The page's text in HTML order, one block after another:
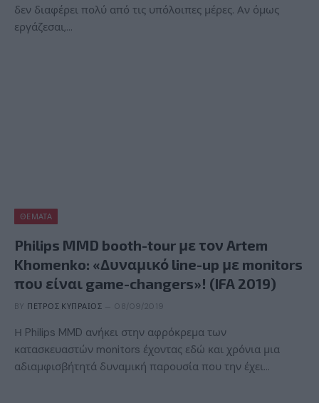
δεν διαφέρει πολύ από τις υπόλοιπες μέρες. Αν όμως
εργάζεσαι,…
ΘΈΜΑΤΑ
Philips MMD booth-tour με τον Artem
Khomenko: «Δυναμικό line-up με monitors
που είναι game-changers»! (IFA 2019)
BY ΠΈΤΡΟΣ ΚΥΠΡΑΊΟΣ 08/09/2019
Η Philips MMD ανήκει στην αφρόκρεμα των
κατασκευαστών monitors έχοντας εδώ και χρόνια μια
αδιαμφισβήτητά δυναμική παρουσία που την έχει…